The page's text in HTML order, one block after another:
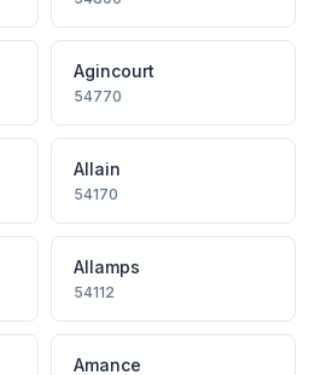
Agincourt
54770
Allain
54170
Allamps
54112
Amance